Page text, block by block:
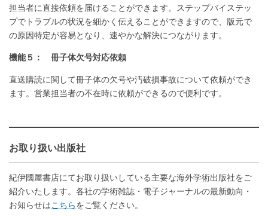
担当者に直接依頼を届けることができます。ステップバイステッ
プでトラブルの状況を細かく伝えることができますので、版元で
の原因特定が容易となり、速やかな解決につながります。
機能５： 冊子体欠号対応依頼
直送購読に関して冊子体の欠号や汚破損事故について依頼ができ
ます。営業担当者の不在時に依頼ができるので便利です。
お取り扱い出版社
紀伊國屋書店にてお取り扱いしている主要な海外学術出版社をご
紹介いたします。各社の学術雑誌・電子ジャーナルの最新動向・
お知らせはこちらをご覧ください。